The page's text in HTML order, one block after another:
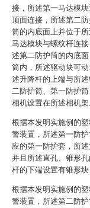
接，所述第一马达模
顶面连接，所述第二
筒的内底面上并位于
马达模块与螺纹杆连
述第二防护筒的内底
筒内，所述驱动块可
述升降杆的上端与所
二防护筒、第一防护
相机设置在所述相机架
根据本发明实施例的
警装置，所述第一防
应的第一防护套，所
并且所述直孔、锥形
杆的下端设置有锥形
根据本发明实施例的
警装置，所述第二防